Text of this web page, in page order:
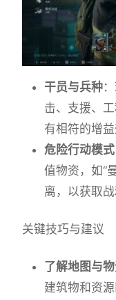
干员与兵种
击、支援、
有相符的增益
危险行动模式
值物资，如“
离，以获取战
关键技巧与建议
了解地图与
建筑物和资